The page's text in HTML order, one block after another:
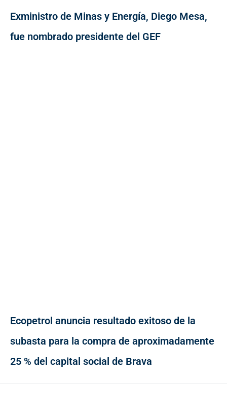
Exministro de Minas y Energía, Diego Mesa,
fue nombrado presidente del GEF
Ecopetrol anuncia resultado exitoso de la
subasta para la compra de aproximadamente
25 % del capital social de Brava